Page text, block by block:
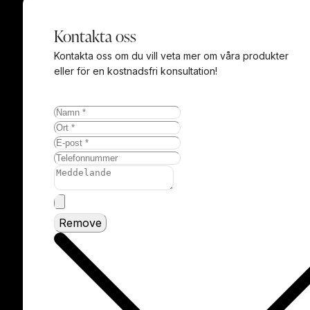
Offerten kom dagen efter och vi fick ett överkomligt
prisförslag redan från början.
Valde en helhetslösning och Smidesrum var flexibla och
diskuterade om med den säljaren vi köpte lägenheten av
då vi inte hade fått tillträde en.
Monteringen gick jättesmidigt! Erbjöd mig hjälpa till att bära
men de ville sköta allt själva så fixade kaffe och bullar islt
till montörerna.
Stor eloge till montören som rådfrågade mig innan de
monterade dörrarna i hallen och i walk in closeten. Tycker
det var proffsigt. Jag hade bara sett ytan där dörrarna
skulle sitta på bild så för mig gav detta ett extra proffsigt
intryck.
Tittar man på detaljer så är Smidesrum mer professionella i
Kontakta oss
Kontakta oss om du vill veta mer om våra produkter
eller för en kostnadsfri konsultation!
Remove